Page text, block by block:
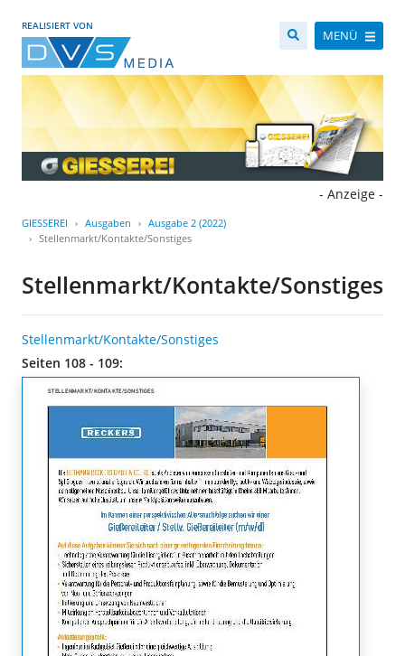
REALISIERT VON
MENÜ
- Anzeige -
GIESSEREI Ausgaben
Ausgabe 2 (2022)
Stellenmarkt/Kontakte/Sonstiges
Stellenmarkt/Kontakte/Sonstiges
Stellenmarkt/Kontakte/Sonstiges
Seiten 108 - 109: